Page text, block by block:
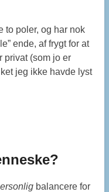
to poler, og har nok
ende, af frygt for at
privat (som jo er
jeg ikke havde lyst
balancere for